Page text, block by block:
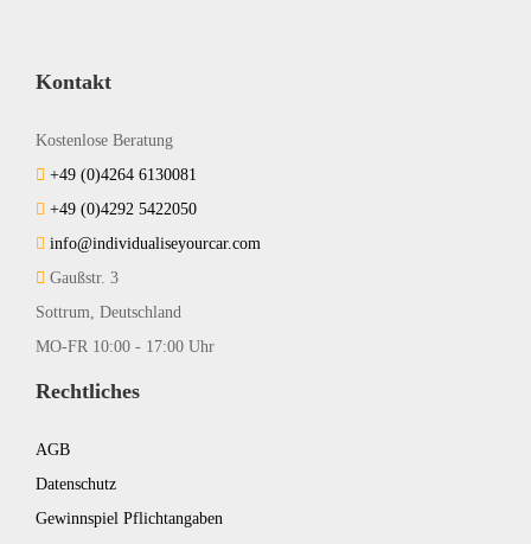
Kontakt
Kostenlose Beratung
+49 (0)4264 6130081
+49 (0)4292 5422050
info@individualiseyourcar.com
Gaußstr. 3
Sottrum, Deutschland
MO-FR 10:00 - 17:00 Uhr
Rechtliches
AGB
Datenschutz
Gewinnspiel Pflichtangaben